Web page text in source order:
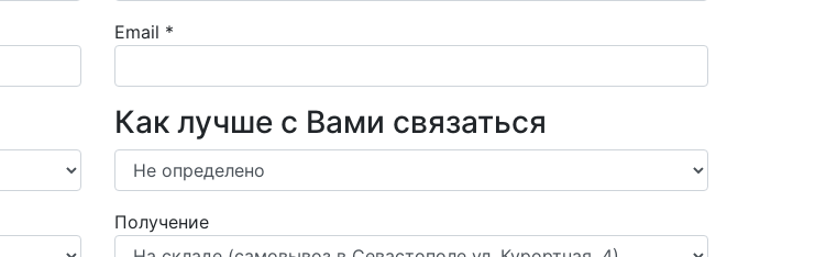
Email *
Как лучше с Вами связаться
Получение